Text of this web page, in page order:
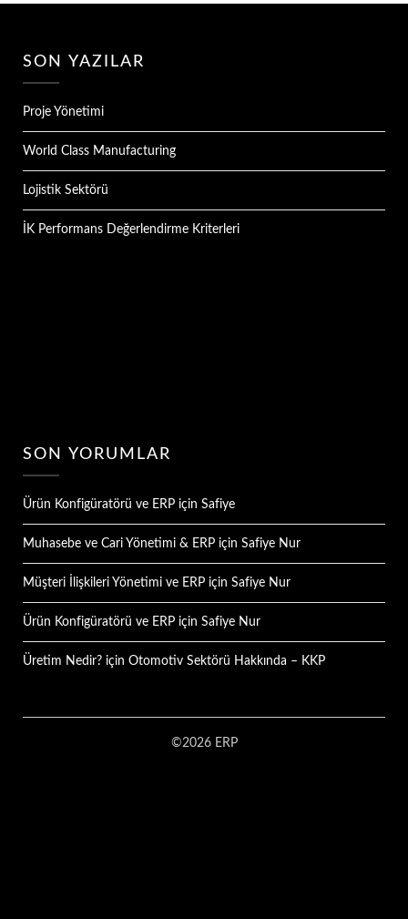
SON YAZILAR
Proje Yönetimi
World Class Manufacturing
Lojistik Sektörü
İK Performans Değerlendirme Kriterleri
SON YORUMLAR
Ürün Konfigüratörü ve ERP için Safiye
Muhasebe ve Cari Yönetimi & ERP için Safiye Nur
Müşteri İlişkileri Yönetimi ve ERP için Safiye Nur
Ürün Konfigüratörü ve ERP için Safiye Nur
Üretim Nedir? için Otomotiv Sektörü Hakkında – KKP
©2026 ERP